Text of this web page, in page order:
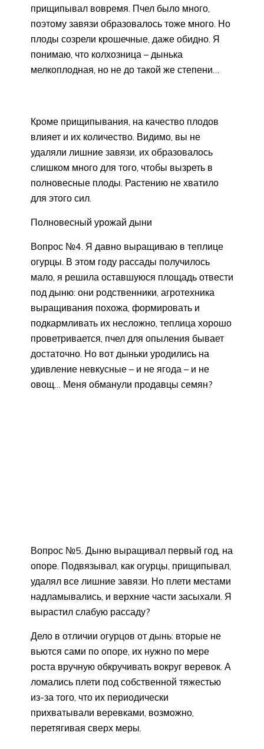
прищипывал вовремя. Пчел было много,
поэтому завязи образовалось тоже много. Но
плоды созрели крошечные, даже обидно. Я
понимаю, что колхозница – дынька
мелкоплодная, но не до такой же степени…
Кроме прищипывания, на качество плодов
влияет и их количество. Видимо, вы не
удаляли лишние завязи, их образовалось
слишком много для того, чтобы вызреть в
полновесные плоды. Растению не хватило
для этого сил.
Полновесный урожай дыни
Вопрос №4. Я давно выращиваю в теплице
огурцы. В этом году рассады получилось
мало, я решила оставшуюся площадь отвести
под дыню: они родственники, агротехника
выращивания похожа, формировать и
подкармливать их несложно, теплица хорошо
проветривается, пчел для опыления бывает
достаточно. Но вот дыньки уродились на
удивление невкусные – и не ягода – и не
овощ… Меня обманули продавцы семян?
Вопрос №5. Дыню выращивал первый год, на
опоре. Подвязывал, как огурцы, прищипывал,
удалял все лишние завязи. Но плети местами
надламывались, и верхние части засыхали. Я
вырастил слабую рассаду?
Дело в отличии огурцов от дынь: вторые не
вьются сами по опоре, их нужно по мере
роста вручную обкручивать вокруг веревок. А
ломались плети под собственной тяжестью
из-за того, что их периодически
прихватывали веревками, возможно,
перетягивая сверх меры.